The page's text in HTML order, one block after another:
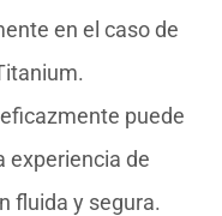
en el caso de
puede
experiencia de
fluida y segura.